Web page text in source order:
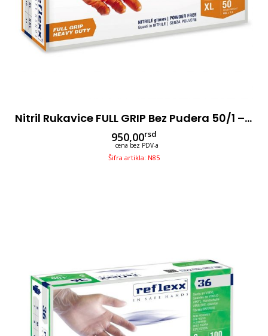
Nitril Rukavice FULL GRIP Bez Pudera 50/1 – Narandžaste
950,00rsd
cena bez PDV-a
Šifra artikla: N85